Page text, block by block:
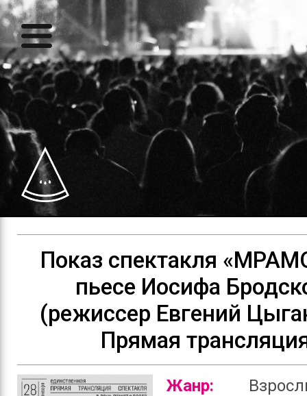
Показ спектакля
пьесе Иосифа
(режиссер Евгений
Прямая
Жанр: